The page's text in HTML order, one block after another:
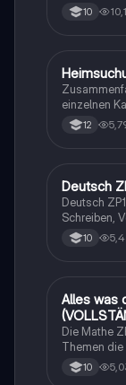
10
Deutsch
einzelnen
12
Deutsch
Deutsch
Deutsch
Schreiben,
Sachtexte/
10
Mathe
Alles was
Realschule
Die Mathe
Themen
schnell
Themen
10